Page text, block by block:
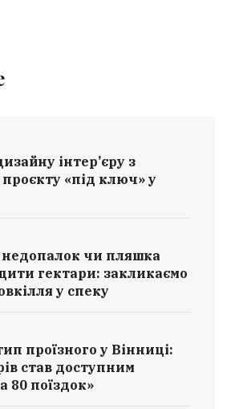
інтер’єру з
проєкту «під ключ» у
чи пляшка
гектари: закликаємо
у спеку
проїзного у Вінниці:
став доступним
80 поїздок»